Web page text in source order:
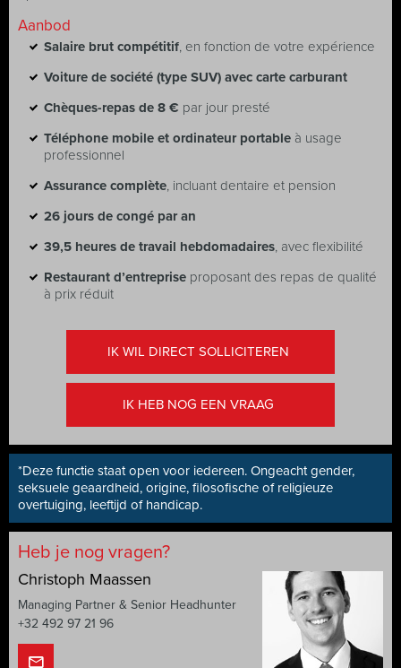
Aanbod
Salaire brut compétitif, en fonction de votre expérience
Voiture de société (type SUV) avec carte carburant
Chèques-repas de 8 € par jour presté
Téléphone mobile et ordinateur portable à usage
professionnel
Assurance complète, incluant dentaire et pension
26 jours de congé par an
39,5 heures de travail hebdomadaires, avec flexibilité
Restaurant d’entreprise proposant des repas de qualité
à prix réduit
IK WIL DIRECT SOLLICITEREN
IK HEB NOG EEN VRAAG
*Deze functie staat open voor iedereen. Ongeacht gender,
seksuele geaardheid, origine, filosofische of religieuze
overtuiging, leeftijd of handicap.
Heb je nog vragen?
Christoph Maassen
Managing Partner & Senior Headhunter
+32 492 97 21 96